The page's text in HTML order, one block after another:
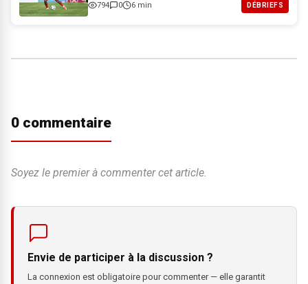
794 0 6 min DÉBRIEFS
0 commentaire
Soyez le premier à commenter cet article.
Envie de participer à la discussion ?
La connexion est obligatoire pour commenter — elle garantit